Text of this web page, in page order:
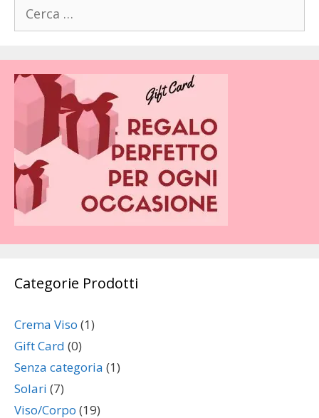
per:
Categorie Prodotti
Crema Viso (1)
Gift Card (0)
Senza categoria (1)
Solari (7)
Viso/Corpo (19)